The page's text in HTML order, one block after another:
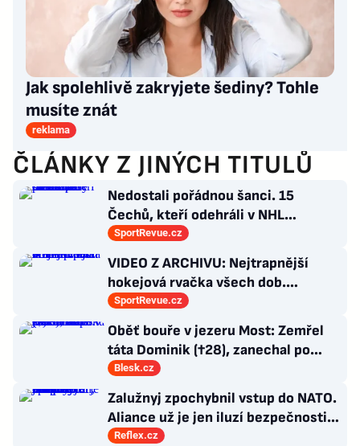
Jak spolehlivě zakryjete šediny? Tohle
musíte znát
reklama
ČLÁNKY Z JINÝCH TITULŮ
Nedostali pořádnou šanci. 15
Čechů, kteří odehráli v NHL
maximálně dva zápasy
SportRevue.cz
VIDEO Z ARCHIVU: Nejtrapnější
hokejová rvačka všech dob.
Nepadla v ní ani rána
SportRevue.cz
Oběť bouře v jezeru Most: Zemřel
táta Dominik (†28), zanechal po
sobě Tobiáška (3)
Blesk.cz
Zalužnyj zpochybnil vstup do NATO.
Aliance už je jen iluzí bezpečnosti,
řídí ji staré doktríny
Reflex.cz